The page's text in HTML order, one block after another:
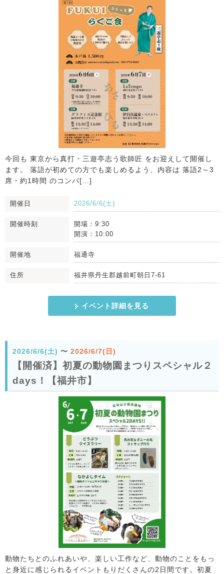
今回も 東京から真打・三遊亭志う歌師匠 をお迎えして開催し
ます。 落語が初めての方でも楽しめるよう、内容は 落語2～3
席・約1時間 のコンパ[...]
開催日 2026/6/6(土)
開催時刻
開場：9:30
開演：10:00
開催地 福通寺
住所 福井県丹生郡越前町朝日7-61
イベント詳細を見る
2026/6/6(土) 〜 2026/6/7(日)
【開催済】初夏の動物園まつりスペシャル２
days！【福井市】
動物たちとのふれあいや、楽しい工作など、動物のことをもっ
と身近に感じられるイベントもりだくさんの2日間です。初夏